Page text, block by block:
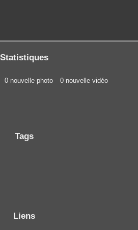
Statistiques
0 nouvelle photo 0 nouvelle vidéo
Tags
Liens